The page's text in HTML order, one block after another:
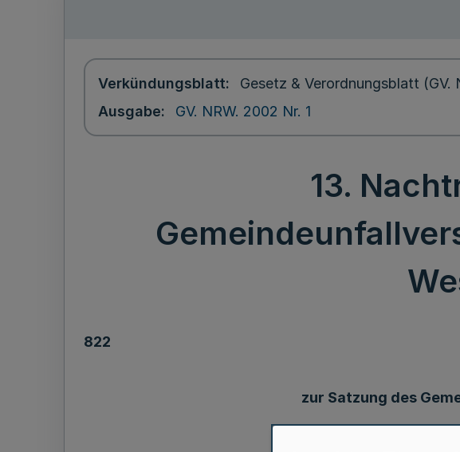
Verkündungsblatt
Gesetz & Verordnungsblatt (GV.
Ausgabe
GV. NRW. 2002 Nr. 1
13.
822
zur Satzung des